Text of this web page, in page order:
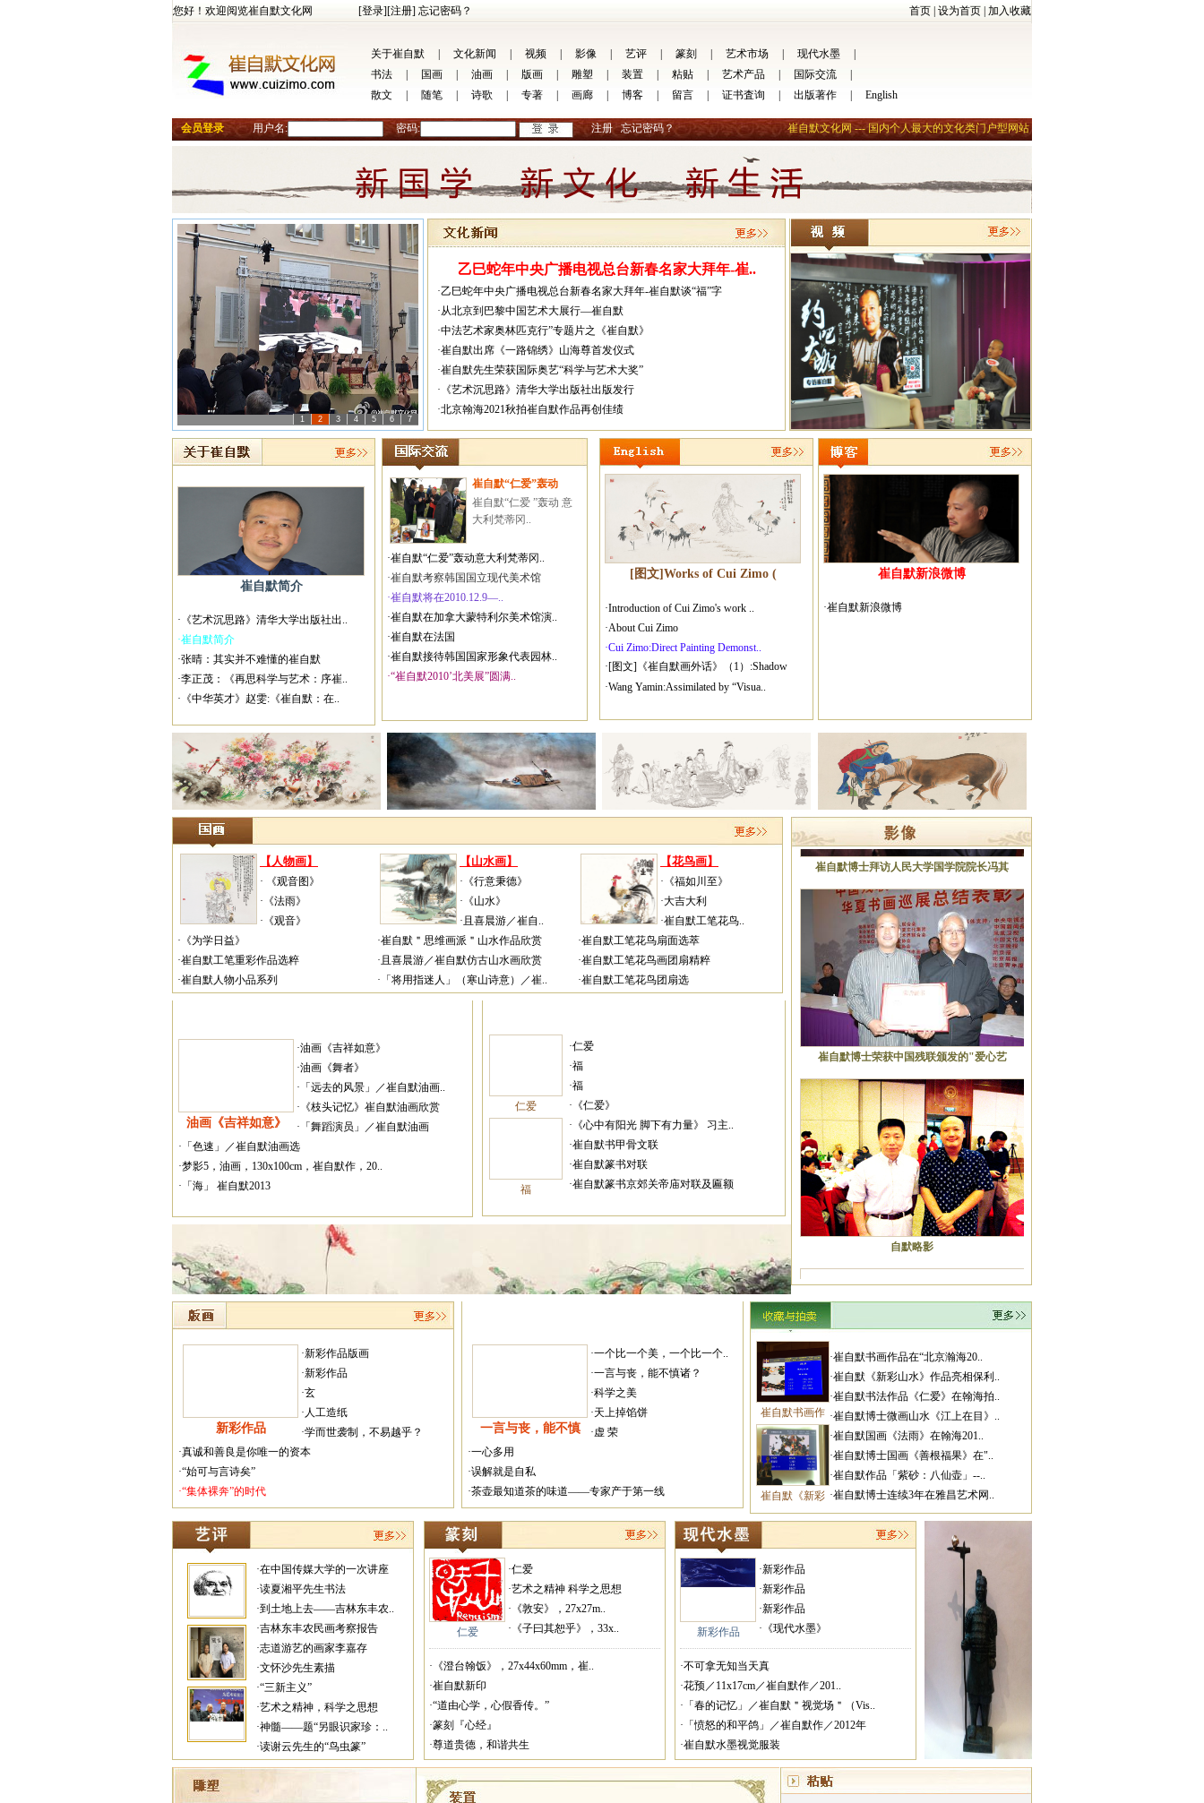
您好！欢迎阅览崔自默文化网 [登录][注册] 忘记密码？ 首页 设为首页 加入收藏
关于崔自默 文化新闻 视频 影像 艺评 篆刻 艺术市场 现代水墨
书法
国画 油画 版画 雕塑 装置 粘贴 艺术产品 国际交流
散文
随笔 诗歌 专著 画廊 博客 留言 证书査询 出版著作 English
会员登录 用户名: 密码: 注册 忘记密码？ 崔自默文化网 --- 国内个人最大的文化类门户型网站
1 2 3 4 5 6 7
乙巳蛇年中央广播电视总台新春名家大拜年-崔..
·乙巳蛇年中央广播电视总台新春名家大拜年-崔自默谈“福”字
·从北京到巴黎中国艺术大展行—崔自默
·中法艺术家奥林匹克行”专题片之《崔自默》
·崔自默出席《一路锦绣》山海尊首发仪式
·崔自默先生荣获国际奥艺“科学与艺术大奖”
·《艺术沉思路》清华大学出版社出版发行
·北京翰海2021秋拍崔自默作品再创佳绩
崔自默简介
·《艺术沉思路》清华大学出版社出..
·崔自默简介
·张晴：其实并不难懂的崔自默
·李正茂：《再思科学与艺术：序崔..
·《中华英才》赵雯:《崔自默：在..
崔自默“仁爱”轰动
崔自默“仁爱 ”轰动 意
大利梵蒂冈..
·崔自默“仁爱”轰动意大利梵蒂冈..
·崔自默考察韩国国立现代美术馆
·崔自默将在2010.12.9—..
·崔自默在加拿大蒙特利尔美术馆演..
·崔自默在法国
·崔自默接待韩国国家形象代表园林..
·“崔自默2010’北美展”圆满..
[图文]Works of Cui Zimo (
·Introduction of Cui Zimo's work ..
·About Cui Zimo
·Cui Zimo:Direct Painting Demonst..
·[图文]《崔自默画外话》（1）:Shadow
·Wang Yamin:Assimilated by “Visua..
崔自默新浪微博
·崔自默新浪微博
【人物画】
· 《观音图》
·《法雨》
·《观音》
·《为学日益》
·崔自默工笔重彩作品选粹
·崔自默人物小品系列
【山水画】
·《行意秉德》
·《山水》
·且喜晨游／崔自..
·崔自默＂思维画派＂山水作品欣赏
·且喜晨游／崔自默仿古山水画欣赏
·「将用指迷人」（寒山诗意）／崔..
【花鸟画】
·《福如川至》
·大吉大利
·崔自默工笔花鸟..
·崔自默工笔花鸟扇面选萃
·崔自默工笔花鸟画团扇精粹
·崔自默工笔花鸟团扇选
油画《吉祥如意》
·油画《吉祥如意》
·油画《舞者》
·「远去的风景」／崔自默油画..
·《枝头记忆》崔自默油画欣赏
·「舞蹈演员」／崔自默油画
·「色速」／崔自默油画选
·梦影5，油画，130x100cm，崔自默作，20..
·「海」 崔自默2013
仁爱
福
·仁爱
·福
·福
·《仁爱》
·《心中有阳光 脚下有力量》 习主..
·崔自默书甲骨文联
·崔自默篆书对联
·崔自默篆书京郊关帝庙对联及匾额
崔自默博士做北京＂品元节＂荣誉顾问
自默影记/2008.5.5/崔自默在
我请文怀沙翁为少林寺释永信大师书对联
崔自默博士拜访人民大学国学院院长冯其
崔自默博士荣获中国残联颁发的"爱心艺
自默略影
赏析燕叟文怀沙先生大俗大雅的一幅对联
崔自默拜谒当代圣哲文怀沙先生
新彩作品
·新彩作品版画
·新彩作品
·玄
·人工造纸
·学而世袭制，不易越乎？
·真诚和善良是你唯一的资本
·“始可与言诗矣”
·“集体裸奔”的时代
一言与丧，能不慎
·一个比一个美，一个比一个..
·一言与丧，能不慎诸？
·科学之美
·天上掉馅饼
·虚 荣
·一心多用
·误解就是自私
·茶壶最知道茶的味道——专家产于第一线
崔自默书画作
崔自默《新彩
·崔自默书画作品在“北京瀚海20..
·崔自默《新彩山水》作品亮相保利..
·崔自默书法作品《仁爱》在翰海拍..
·崔自默博士微画山水《江上在目》..
·崔自默国画《法雨》在翰海201..
·崔自默博士国画《善根福果》在"..
·崔自默作品「紫砂：八仙壶」--..
·崔自默博士连续3年在雅昌艺术网..
·在中国传媒大学的一次讲座
·读夏湘平先生书法
·到土地上去——吉林东丰农..
·吉林东丰农民画考察报告
·志道游艺的画家李嘉存
·文怀沙先生素描
·“三新主义”
·艺术之精神，科学之思想
·神髓——题“另眼识家珍：..
·读谢云先生的“鸟虫篆”
仁爱
·仁爱
·艺术之精神 科学之思想
·《敦安》，27x27m..
·《子曰其恕乎》，33x..
·《澄台翰饭》，27x44x60mm，崔..
·崔自默新印
·“道由心学，心假香传。”
·篆刻『心经』
·尊道贵德，和谐共生
新彩作品
·新彩作品
·新彩作品
·新彩作品
·《现代水墨》
·不可拿无知当天真
·花预／11x17cm／崔自默作／201..
·「春的记忆」／崔自默＂视觉场＂（Vis..
·「愤怒的和平鸽」／崔自默作／2012年
·崔自默水墨视觉服装